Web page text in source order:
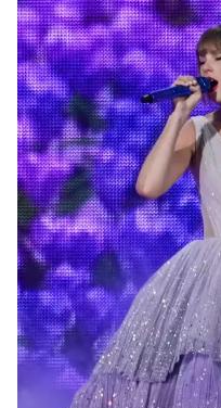
Thị trường
Tư vấn
Lịch phát sóng
Chuyên mục khác
Emagazine
Photo
Video
VTV Money
VTV Sức khoẻ